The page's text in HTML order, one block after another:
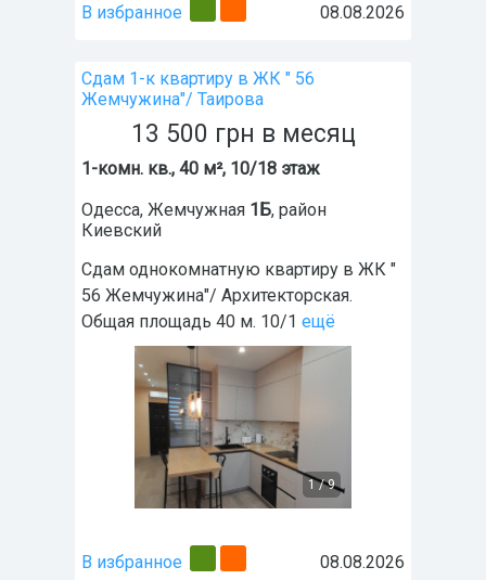
В избранное 08.08.2026
Сдам 1-к квартиру в ЖК " 56
Жемчужина"/ Таирова
13 500 грн в месяц
1-комн. кв., 40 м², 10/18 этаж
Одесса, Жемчужная 1Б, район
Киевский
Сдам однокомнатную квартиру в ЖК "
56 Жемчужина"/ Архитекторская.
Общая площадь 40 м. 10/1 ещё
1/9
В избранное 08.08.2026